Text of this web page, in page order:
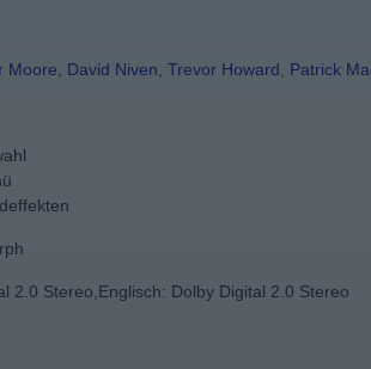
Moore David Niven Trevor Howard Patrick
2.0 Stereo,Englisch: Dolby Digital 2.0 Stereo